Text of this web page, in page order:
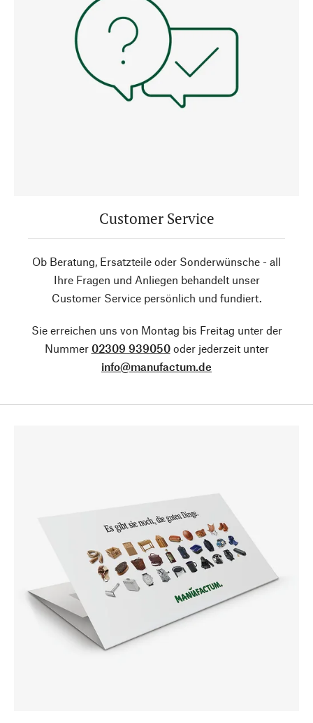
Customer Service
Ob Beratung, Ersatzteile oder Sonderwünsche - all
Ihre Fragen und Anliegen behandelt unser
Customer Service persönlich und fundiert.
Sie erreichen uns von Montag bis Freitag unter der
Nummer 02309 939050oder jederzeit unter
info@manufactum.de